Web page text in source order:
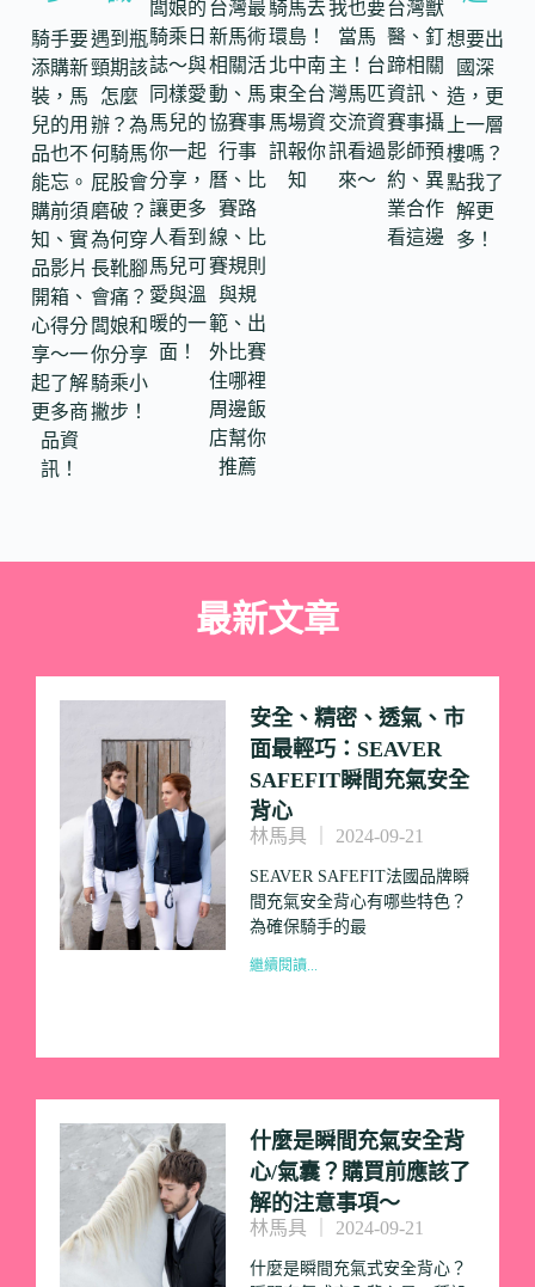
騎手要
添購新
裝，馬
兒的用
品也不
能忘。
購前須
知、實
品影片
開箱、
心得分
享～一
起了解
更多商
品資
訊！
遇到瓶
頸期該
怎麼
辦？為
何騎馬
屁股會
磨破？
為何穿
長靴腳
會痛？
闆娘和
你分享
騎乘小
撇步！
闆娘的
騎乘日
誌～與
同樣愛
馬兒的
你一起
分享，
讓更多
人看到
馬兒可
愛與溫
暖的一
面！
台灣最
新馬術
相關活
動、馬
協賽事
行事
曆、比
賽路
線、比
賽規則
與規
範、出
外比賽
住哪裡
周邊飯
店幫你
推薦
騎馬去
環島！
北中南
東全台
馬場資
訊報你
知
我也要
當馬
主！台
灣馬匹
交流資
訊看過
來～
台灣獸
醫、釘
蹄相關
資訊、
賽事攝
影師預
約、異
業合作
看這邊
想要出
國深
造，更
上一層
樓嗎？
點我了
解更
多！
最新文章
安全、精密、透氣、市
面最輕巧：SEAVER
SAFEFIT瞬間充氣安全
背心
林馬具 2024-09-21
SEAVER SAFEFIT法國品牌瞬
間充氣安全背心有哪些特色？
為確保騎手的最
繼續閱讀...
什麼是瞬間充氣安全背
心/氣囊？購買前應該了
解的注意事項～
林馬具 2024-09-21
什麼是瞬間充氣式安全背心？